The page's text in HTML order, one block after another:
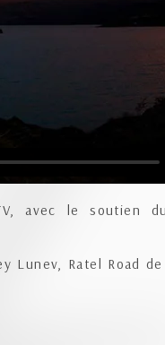
avec le soutien
Lunev, Ratel Road